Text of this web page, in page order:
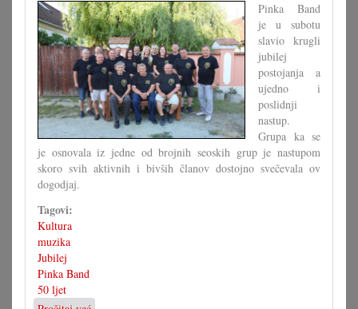
Pinka Band
je u subotu
slavio krugli
jubilej
postojanja a
ujedno i
poslidnji
nastup.
Grupa ka se
je osnovala iz jedne od brojnih seoskih grup je nastupom
skoro svih aktivnih i bivših članov dostojno svečevala ov
dogodjaj.
Tagovi:
Kultura
muzika
Jubilej
Pinka Band
50 ljet